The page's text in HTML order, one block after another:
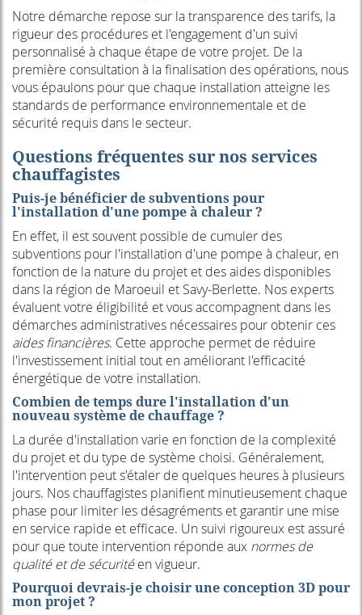
Notre démarche repose sur la transparence des tarifs, la
rigueur des procédures et l'engagement d'un suivi
personnalisé à chaque étape de votre projet. De la
première consultation à la finalisation des opérations, nous
vous épaulons pour que chaque installation atteigne les
standards de performance environnementale et de
sécurité requis dans le secteur.
Questions fréquentes sur nos services
chauffagistes
Puis-je bénéficier de subventions pour
l'installation d'une pompe à chaleur ?
En effet, il est souvent possible de cumuler des
subventions pour l'installation d'une pompe à chaleur, en
fonction de la nature du projet et des aides disponibles
dans la région de Maroeuil et Savy-Berlette. Nos experts
évaluent votre éligibilité et vous accompagnent dans les
démarches administratives nécessaires pour obtenir ces
aides financières. Cette approche permet de réduire
l'investissement initial tout en améliorant l'efficacité
énergétique de votre installation.
Combien de temps dure l'installation d'un
nouveau système de chauffage ?
La durée d'installation varie en fonction de la complexité
du projet et du type de système choisi. Généralement,
l'intervention peut s'étaler de quelques heures à plusieurs
jours. Nos chauffagistes planifient minutieusement chaque
phase pour limiter les désagréments et garantir une mise
en service rapide et efficace. Un suivi rigoureux est assuré
pour que toute intervention réponde aux normes de
qualité et de sécuritéen vigueur.
Pourquoi devrais-je choisir une conception 3D pour
mon projet ?